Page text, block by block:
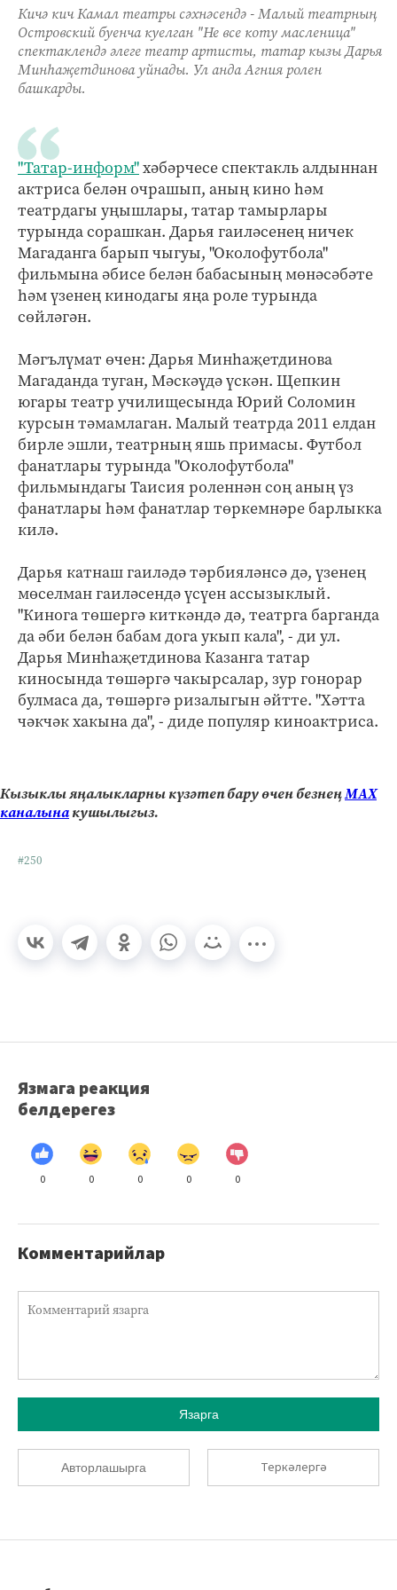
Кичә кич Камал театры сәхнәсендә - Малый театрның
Островский буенча куелган "Не все коту масленица"
спектаклендә әлеге театр артисты, татар кызы Дарья
Минһаҗетдинова уйнады. Ул анда Агния ролен
башкарды.
"Татар-информ"хәбәрчесе спектакль алдыннан
актриса белән очрашып, аның кино һәм
театрдагы уңышлары, татар тамырлары
турында сорашкан. Дарья гаиләсенең ничек
Магаданга барып чыгуы, "Околофутбола"
фильмына әбисе белән бабасының мөнәсәбәте
һәм үзенең кинодагы яңа роле турында
сөйләгән.
Мәгълүмат өчен: Дарья Минһаҗетдинова
Магаданда туган, Мәскәүдә үскән. Щепкин
югары театр училищесында Юрий Соломин
курсын тәмамлаган. Малый театрда 2011 елдан
бирле эшли, театрның яшь примасы. Футбол
фанатлары турында "Околофутбола"
фильмындагы Таисия роленнән соң аның үз
фанатлары һәм фанатлар төркемнәре барлыкка
килә.
Дарья катнаш гаиләдә тәрбияләнсә дә, үзенең
мөселман гаиләсендә үсүен ассызыклый.
"Кинога төшергә киткәндә дә, театрга барганда
да әби белән бабам дога укып кала", - ди ул.
Дарья Минһаҗетдинова Казанга татар
киносында төшәргә чакырсалар, зур гонорар
булмаса да, төшәргә ризалыгын әйтте. "Хәтта
чәкчәк хакына да", - диде популяр киноактриса.
Кызыклы яңалыкларны күзәтеп бару өчен безнеңМАХ
каналынакушылыгыз.
#250
Язмага реакция
белдерегез
0 0 0 0 0
Комментарийлар
Язарга
Авторлашырга Теркәлергә